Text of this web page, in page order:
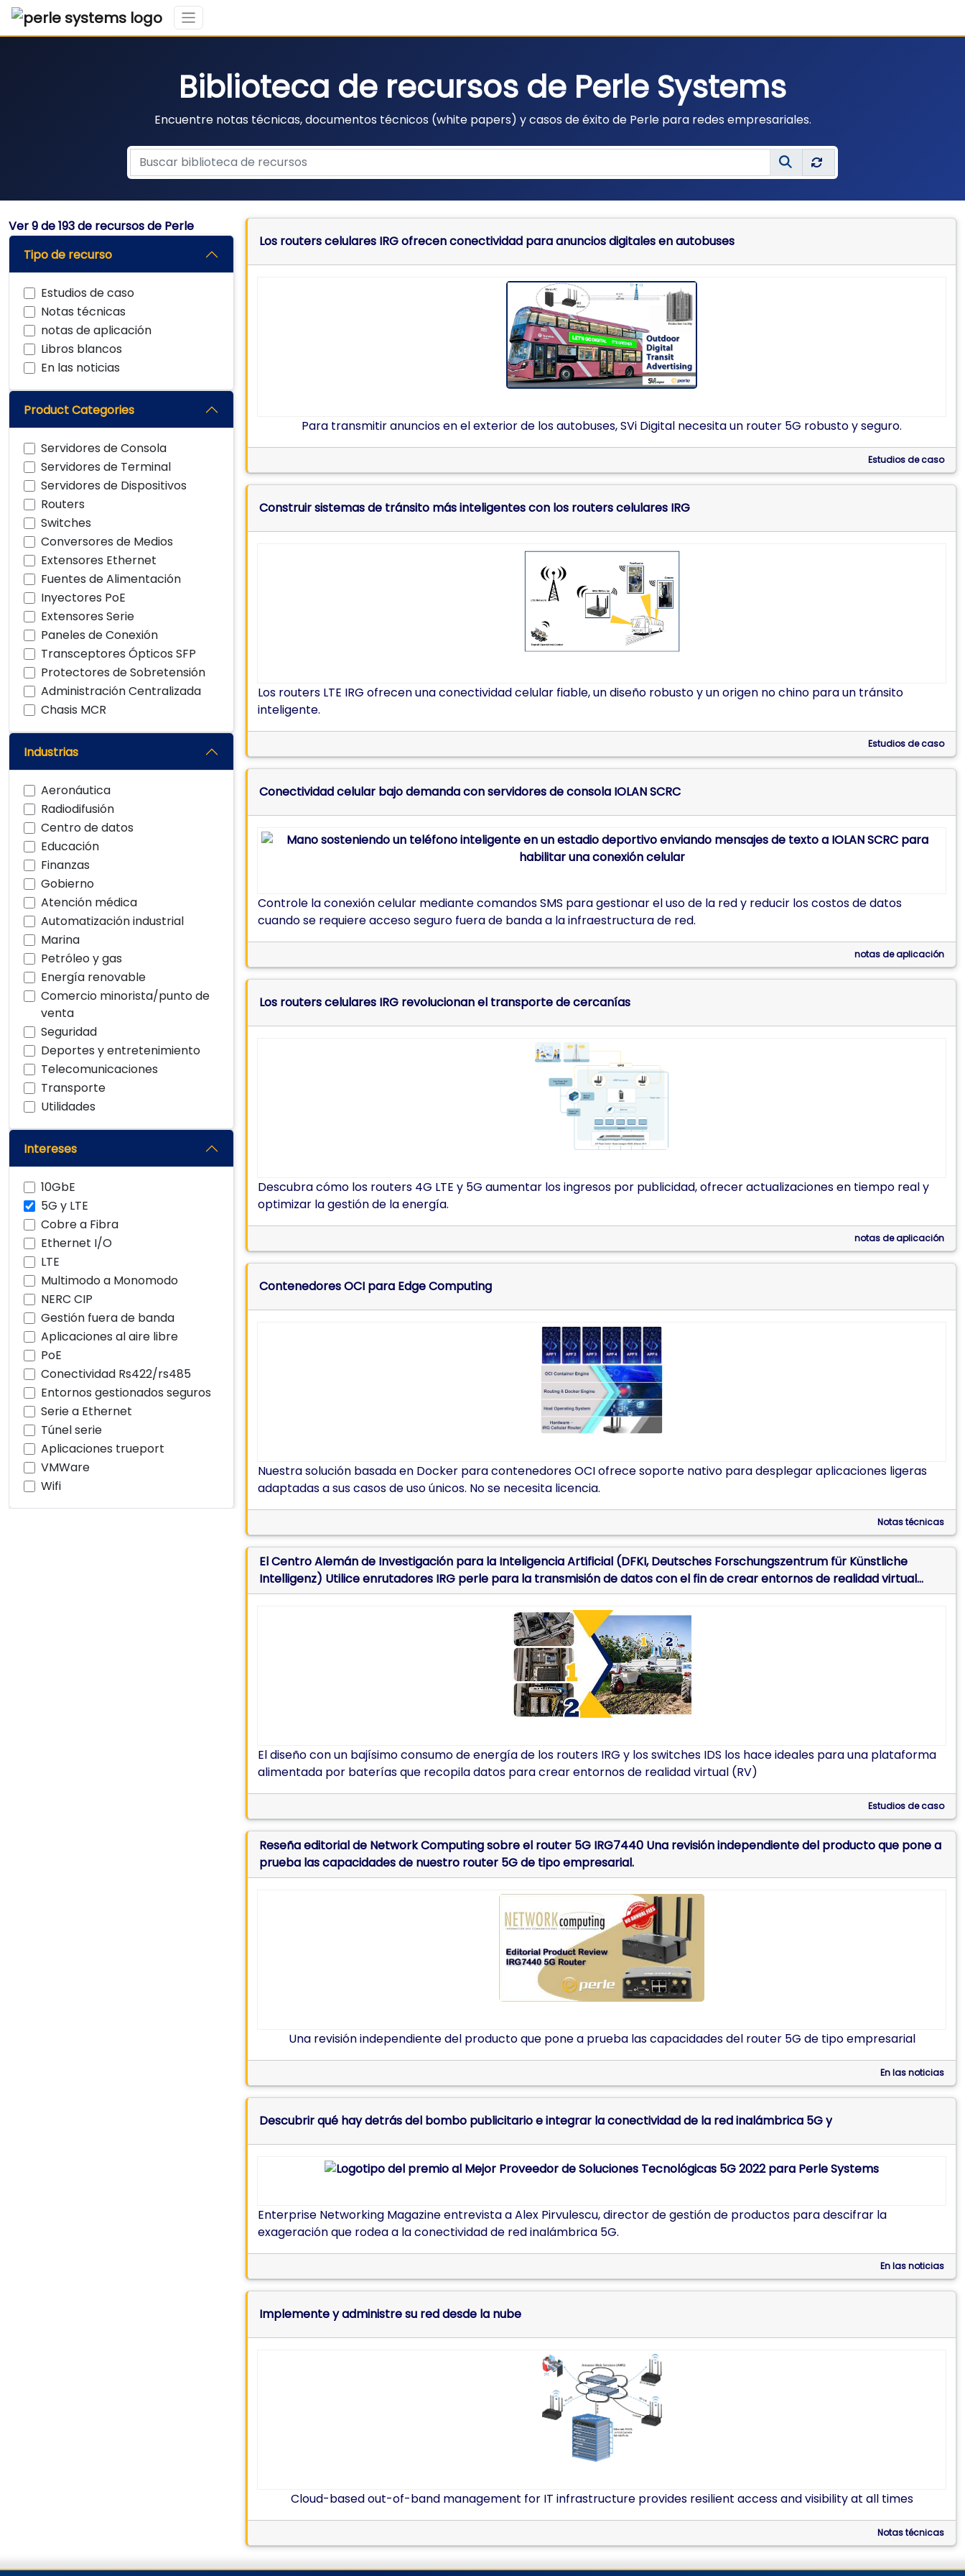
Biblioteca de recursos de Perle Systems
Encuentre notas técnicas, documentos técnicos (white papers) y casos de éxito de Perle para redes empresariales.
Ver9de 193 de recursos de Perle
Tipo de recurso
Estudios de caso
Notas técnicas
notas de aplicación
Libros blancos
En las noticias
Product Categories
Servidores de Consola
Servidores de Terminal
Servidores de Dispositivos
Routers
Switches
Conversores de Medios
Extensores Ethernet
Fuentes de Alimentación
Inyectores PoE
Extensores Serie
Paneles de Conexión
Transceptores Ópticos SFP
Protectores de Sobretensión
Administración Centralizada
Chasis MCR
Industrias
Aeronáutica
Radiodifusión
Centro de datos
Educación
Finanzas
Gobierno
Atención médica
Automatización industrial
Marina
Petróleo y gas
Energía renovable
Comercio minorista/punto de
venta
Seguridad
Deportes y entretenimiento
Telecomunicaciones
Transporte
Utilidades
Intereses
10GbE
5G y LTE
Cobre a Fibra
Ethernet I/O
LTE
Multimodo a Monomodo
NERC CIP
Gestión fuera de banda
Aplicaciones al aire libre
PoE
Conectividad Rs422/rs485
Entornos gestionados seguros
Serie a Ethernet
Túnel serie
Aplicaciones trueport
VMWare
Wifi
Los routers celulares IRG ofrecen conectividad para anuncios digitales en autobuses
Para transmitir anuncios en el exterior de los autobuses, SVi Digital necesita un router 5G robusto y seguro.
Estudios de caso
Construir sistemas de tránsito más inteligentes con los routers celulares IRG
Los routers LTE IRG ofrecen una conectividad celular fiable, un diseño robusto y un origen no chino para un tránsito
inteligente.
Estudios de caso
Conectividad celular bajo demanda con servidores de consola IOLAN SCRC
Controle la conexión celular mediante comandos SMS para gestionar el uso de la red y reducir los costos de datos
cuando se requiere acceso seguro fuera de banda a la infraestructura de red.
notas de aplicación
Los routers celulares IRG revolucionan el transporte de cercanías
Descubra cómo los routers 4G LTE y 5G aumentar los ingresos por publicidad, ofrecer actualizaciones en tiempo real y
optimizar la gestión de la energía.
notas de aplicación
Contenedores OCI para Edge Computing
Nuestra solución basada en Docker para contenedores OCI ofrece soporte nativo para desplegar aplicaciones ligeras
adaptadas a sus casos de uso únicos. No se necesita licencia.
Notas técnicas
El Centro Alemán de Investigación para la Inteligencia Artificial (DFKI, Deutsches Forschungszentrum für Künstliche
Intelligenz) Utilice enrutadores IRG perle para la transmisión de datos con el fin de crear entornos de realidad virtual
(RV)
El diseño con un bajísimo consumo de energía de los routers IRG y los switches IDS los hace ideales para una plataforma
alimentada por baterías que recopila datos para crear entornos de realidad virtual (RV)
Estudios de caso
Reseña editorial de Network Computing sobre el router 5G IRG7440 Una revisión independiente del producto que pone a
prueba las capacidades de nuestro router 5G de tipo empresarial.
Una revisión independiente del producto que pone a prueba las capacidades del router 5G de tipo empresarial
En las noticias
Descubrir qué hay detrás del bombo publicitario e integrar la conectividad de la red inalámbrica 5G y
Enterprise Networking Magazine entrevista a Alex Pirvulescu, director de gestión de productos para descifrar la
exageración que rodea a la conectividad de red inalámbrica 5G.
En las noticias
Implemente y administre su red desde la nube
Cloud-based out-of-band management for IT infrastructure provides resilient access and visibility at all times
Notas técnicas